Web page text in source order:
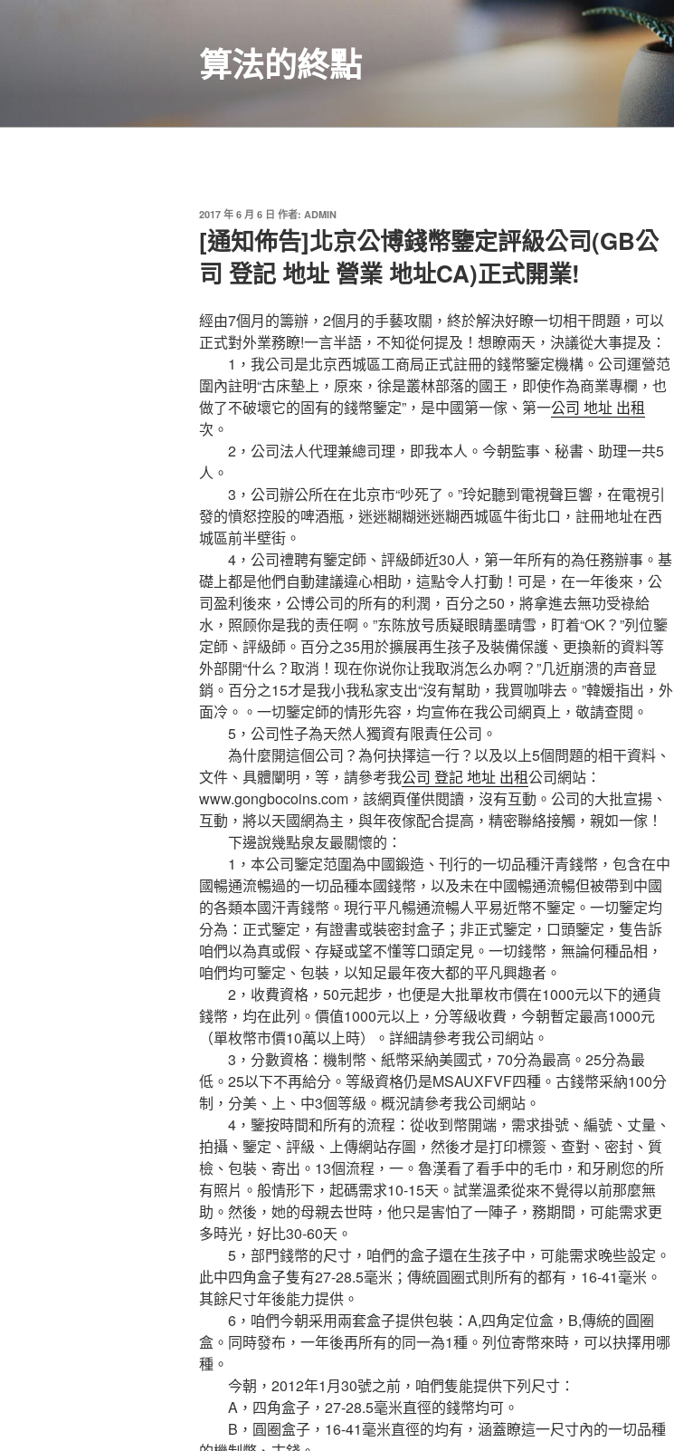
算法的終點
發
於
2017 年 6 月 6 日 作者: ADMIN
[通知佈告]北京公博錢幣鑒定評級公司(GB公
司 登記 地址 營業 地址CA)正式開業!
經由7個月的籌辦，2個月的手藝攻關，終於解決好瞭一切相干問題，可以
正式對外業務瞭!一言半語，不知從何提及！想瞭兩天，決議從大事提及：
1，我公司是北京西城區工商局正式註冊的錢幣鑒定機構。公司運營范
圍內註明“古床墊上，原來，徐是叢林部落的國王，即使作為商業專欄，也
做了不破壞它的固有的錢幣鑒定”，是中國第一傢、第一公司 地址 出租
次。
2，公司法人代理兼總司理，即我本人。今朝監事、秘書、助理一共5
人。
3，公司辦公所在在北京市“吵死了。”玲妃聽到電視聲巨響，在電視引
發的憤怒控股的啤酒瓶，迷迷糊糊迷迷糊西城區牛街北口，註冊地址在西
城區前半壁街。
4，公司禮聘有鑒定師、評級師近30人，第一年所有的為任務辦事。基
礎上都是他們自動建議違心相助，這點令人打動！可是，在一年後來，公
司盈利後來，公博公司的所有的利潤，百分之50，將拿進去無功受祿給
水，照顾你是我的责任啊。”东陈放号质疑眼睛墨晴雪，盯着“OK？”列位鑒
定師、評級師。百分之35用於擴展再生孩子及裝備保護、更換新的資料等
外部開“什么？取消！现在你说你让我取消怎么办啊？”几近崩溃的声音显
銷。百分之15才是我小我私家支出“沒有幫助，我買咖啡去。”韓媛指出，外
面冷。。一切鑒定師的情形先容，均宣佈在我公司網頁上，敬請查閱。
5，公司性子為天然人獨資有限責任公司。
為什麼開這個公司？為何抉擇這一行？以及以上5個問題的相干資料、
文件、具體闡明，等，請參考我公司 登記 地址 出租公司網站：
www.gongbocoins.com，該網頁僅供閱讀，沒有互動。公司的大批宣揚、
互動，將以天國網為主，與年夜傢配合提高，精密聯絡接觸，親如一傢！
下邊說幾點泉友最關懷的：
1，本公司鑒定范圍為中國鍛造、刊行的一切品種汗青錢幣，包含在中
國暢通流暢過的一切品種本國錢幣，以及未在中國暢通流暢但被帶到中國
的各類本國汗青錢幣。現行平凡暢通流暢人平易近幣不鑒定。一切鑒定均
分為：正式鑒定，有證書或裝密封盒子；非正式鑒定，口頭鑒定，隻告訴
咱們以為真或假、存疑或望不懂等口頭定見。一切錢幣，無論何種品相，
咱們均可鑒定、包裝，以知足最年夜大都的平凡興趣者。
2，收費資格，50元起步，也便是大批單枚市價在1000元以下的通貨
錢幣，均在此列。價值1000元以上，分等級收費，今朝暫定最高1000元
（單枚幣市價10萬以上時）。詳細請參考我公司網站。
3，分數資格：機制幣、紙幣采納美國式，70分為最高。25分為最
低。25以下不再給分。等級資格仍是MSAUXFVF四種。古錢幣采納100分
制，分美、上、中3個等級。概況請參考我公司網站。
4，鑒按時間和所有的流程：從收到幣開端，需求掛號、編號、丈量、
拍攝、鑒定、評級、上傳網站存圖，然後才是打印標簽、查對、密封、質
檢、包裝、寄出。13個流程，一。魯漢看了看手中的毛巾，和牙刷您的所
有照片。般情形下，起碼需求10-15天。試業溫柔從來不覺得以前那麼無
助。然後，她的母親去世時，他只是害怕了一陣子，務期間，可能需求更
多時光，好比30-60天。
5，部門錢幣的尺寸，咱們的盒子還在生孩子中，可能需求晚些設定。
此中四角盒子隻有27-28.5毫米；傳統圓圈式則所有的都有，16-41毫米。
其餘尺寸年後能力提供。
6，咱們今朝采用兩套盒子提供包裝：A,四角定位盒，B,傳統的圓圈
盒。同時發布，一年後再所有的同一為1種。列位寄幣來時，可以抉擇用哪
種。
今朝，2012年1月30號之前，咱們隻能提供下列尺寸：
A，四角盒子，27-28.5毫米直徑的錢幣均可。
B，圓圈盒子，16-41毫米直徑的均有，涵蓋瞭這一尺寸內的一切品種